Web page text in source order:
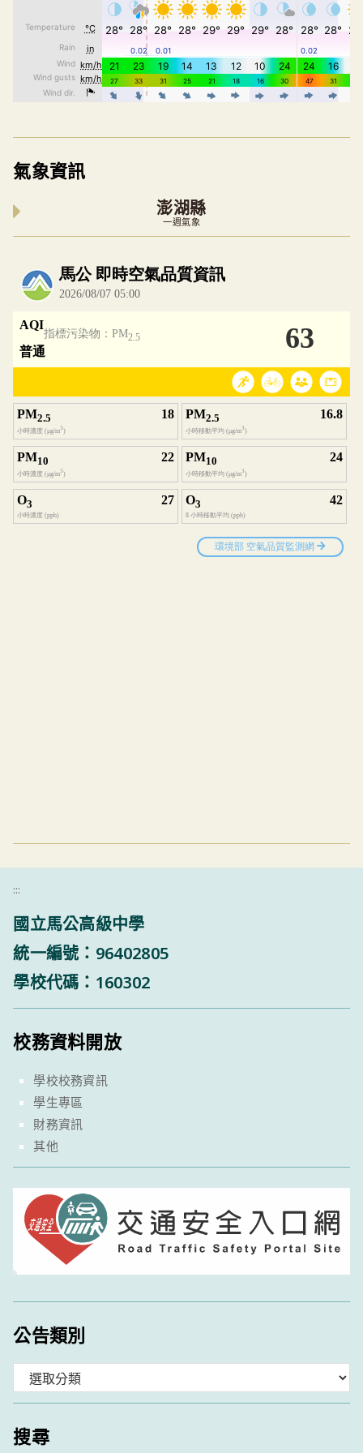
氣象資訊
澎湖縣
一週氣象
內嵌空氣品質小工具為視覺預覽，完整即時空
:::
國立馬公高級中學
統一編號：96402805
學校代碼：160302
校務資料開放
學校校務資訊
學生專區
財務資訊
其他
公告類別
類
搜尋